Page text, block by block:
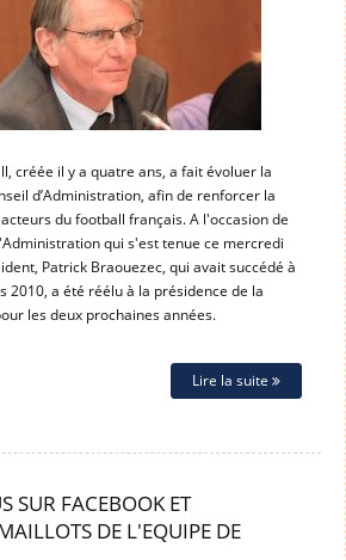
créée il y a quatre ans, a fait évoluer la
d’Administration, afin de renforcer la
du football français. A l'occasion de
qui s'est tenue ce mercredi
Patrick Braouezec, qui avait succédé à
2010, a été réélu à la présidence de la
les deux prochaines années.
Lire la suite
SUR FACEBOOK ET
DE L'EQUIPE DE